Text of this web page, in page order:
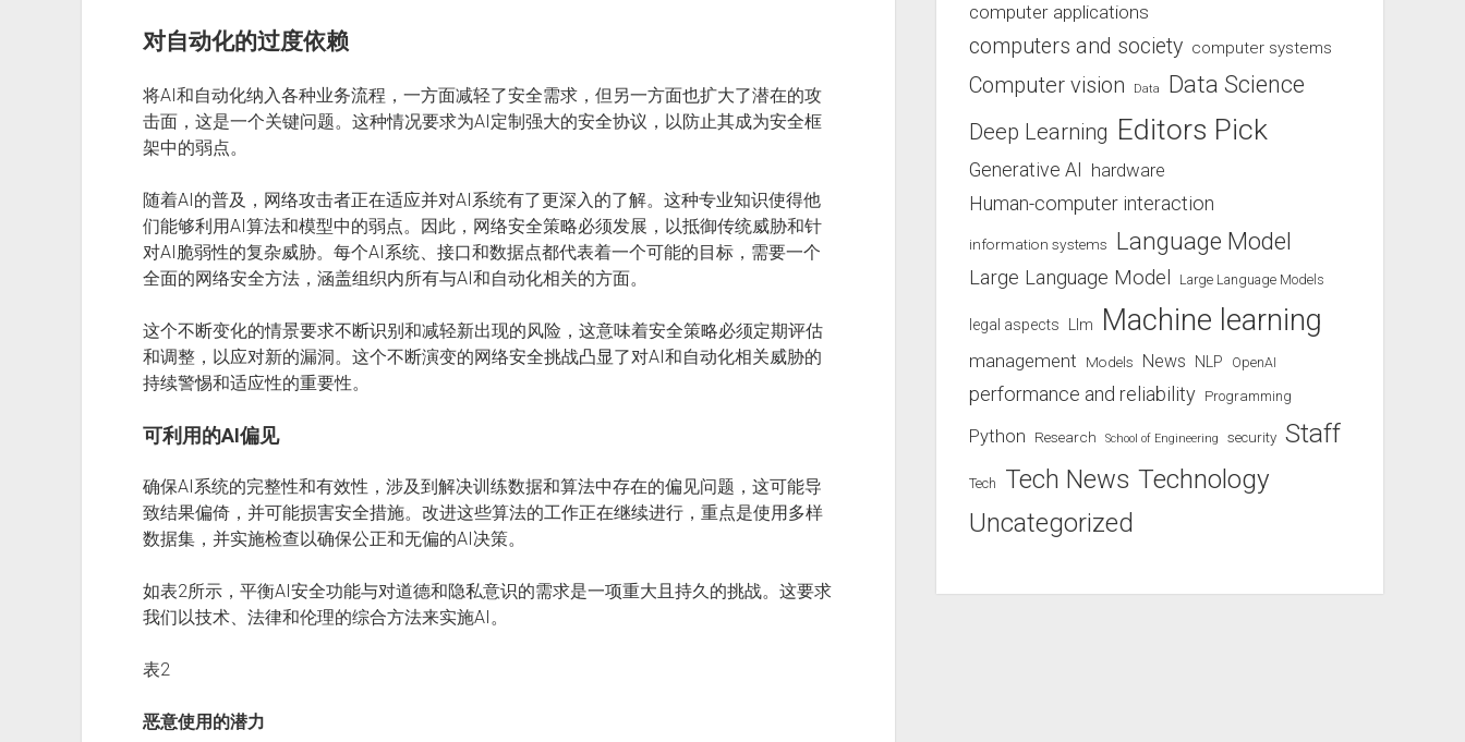
对自动化的过度依赖
将AI和自动化纳入各种业务流程，一方面减轻了安全需求，但另一方面也扩大了潜在的攻
击面，这是一个关键问题。这种情况要求为AI定制强大的安全协议，以防止其成为安全框
架中的弱点。
随着AI的普及，网络攻击者正在适应并对AI系统有了更深入的了解。这种专业知识使得他
们能够利用AI算法和模型中的弱点。因此，网络安全策略必须发展，以抵御传统威胁和针
对AI脆弱性的复杂威胁。每个AI系统、接口和数据点都代表着一个可能的目标，需要一个
全面的网络安全方法，涵盖组织内所有与AI和自动化相关的方面。
这个不断变化的情景要求不断识别和减轻新出现的风险，这意味着安全策略必须定期评估
和调整，以应对新的漏洞。这个不断演变的网络安全挑战凸显了对AI和自动化相关威胁的
持续警惕和适应性的重要性。
可利用的AI偏见
确保AI系统的完整性和有效性，涉及到解决训练数据和算法中存在的偏见问题，这可能导
致结果偏倚，并可能损害安全措施。改进这些算法的工作正在继续进行，重点是使用多样
数据集，并实施检查以确保公正和无偏的AI决策。
如表2所示，平衡AI安全功能与对道德和隐私意识的需求是一项重大且持久的挑战。这要求
我们以技术、法律和伦理的综合方法来实施AI。
表2
恶意使用的潜力
computer applications
computers and society computer systems
Computer vision Data Data Science
Deep Learning Editors Pick
Generative AI hardware
Human-computer interaction
information systems Language Model
Large Language Model Large Language Models
legal aspects Llm Machine learning
management Models News NLP OpenAI
performance and reliability Programming
Python Research School of Engineering security Staff
Tech Tech News Technology
Uncategorized